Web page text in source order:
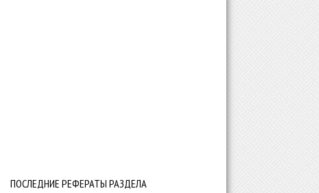
ПОСЛЕДНИЕ РЕФЕРАТЫ РАЗДЕЛА